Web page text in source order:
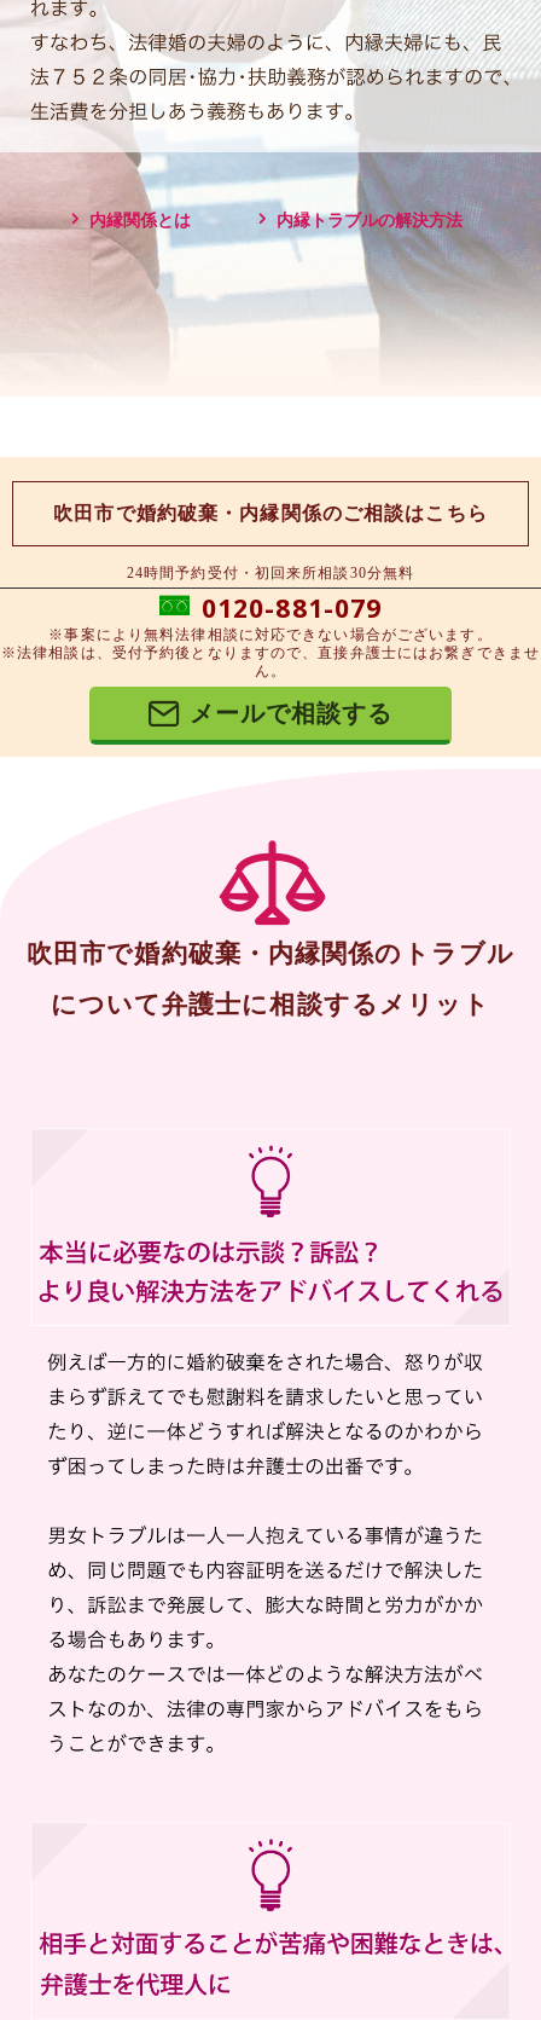
内縁関係とは 内縁トラブルの解決方法
吹田市で婚約破棄・内縁関係のご相談はこちら
24時間予約受付・初回来所相談30分無料
0120-881-079
※事案により無料法律相談に対応できない場合がございます。
※法律相談は、受付予約後となりますので、直接弁護士にはお繋ぎできませ
ん。
メールで相談する
吹田市で婚約破棄・内縁関係のトラブル
について弁護士に相談するメリット